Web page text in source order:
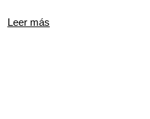
Leer más